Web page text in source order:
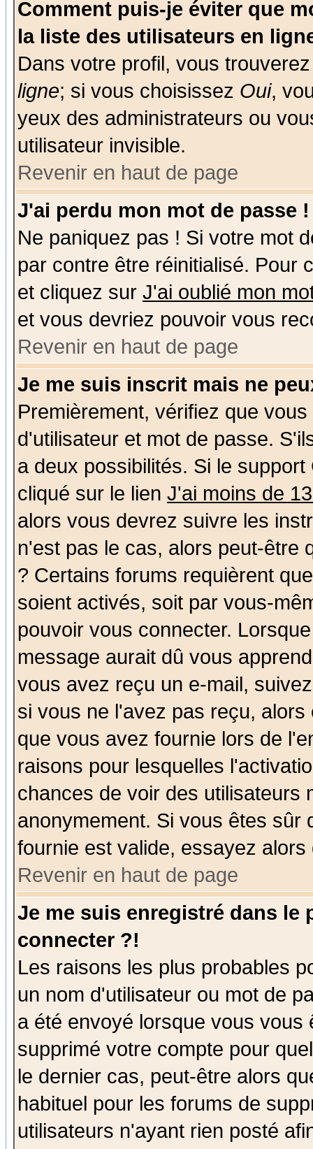
Comment puis-je éviter que
la liste des utilisateurs en
Dans votre profil, vous
ligne; si vous choisissez Oui,
yeux des administrateurs ou
utilisateur invisible.
Revenir en haut de page
J'ai perdu mon mot de passe !
Ne paniquez pas ! Si votre mot
par contre être réinitialisé. Pour
et cliquez sur J'ai oublié mon
et vous devriez pouvoir vous
Revenir en haut de page
Je me suis inscrit mais ne
Premièrement, vérifiez que
d'utilisateur et mot de passe.
a deux possibilités. Si le
cliqué sur le lien J'ai moins de
alors vous devrez suivre les
n'est pas le cas, alors peut-être
? Certains forums requièrent
soient activés, soit par vous-
pouvoir vous connecter.
message aurait dû vous
vous avez reçu un e-mail,
si vous ne l'avez pas reçu,
que vous avez fournie lors de
raisons pour lesquelles
chances de voir des utilisateurs
anonymement. Si vous êtes sûr
fournie est valide, essayez
Revenir en haut de page
Je me suis enregistré dans le
connecter ?!
Les raisons les plus probables
un nom d'utilisateur ou mot de
a été envoyé lorsque vous
supprimé votre compte pour
le dernier cas, peut-être alors
habituel pour les forums de
utilisateurs n'ayant rien posté